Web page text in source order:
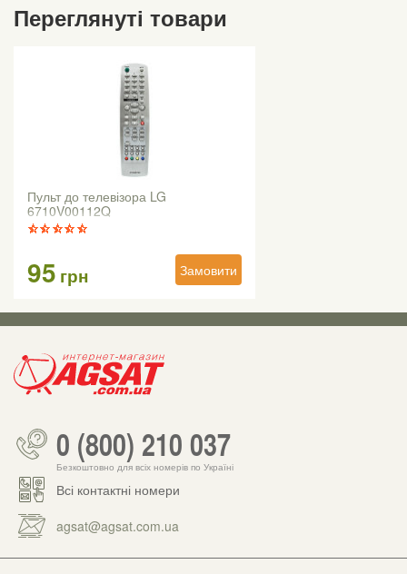
Переглянуті товари
Пульт до телевізора LG
6710V00112Q
95 грн Замовити
0 (800) 210 037
Безкоштовно для всіх номерів по Україні
Всі контактні номери
agsat@agsat.com.ua